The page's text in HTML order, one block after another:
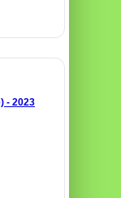
- 2023